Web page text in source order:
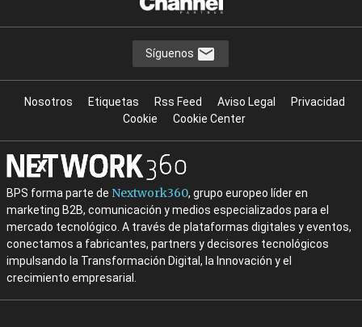
Síguenos
Nosotros Etiquetas Rss Feed Aviso Legal
Privacidad
Cookie
Cookie Center
BPS forma parte de Nextwork360, grupo europeo líder en
marketing B2B, comunicación y medios especializados para el
mercado tecnológico. A través de plataformas digitales y eventos,
conectamos a fabricantes, partners y decisores tecnológicos
impulsando la Transformación Digital, la Innovación y el
crecimiento empresarial.